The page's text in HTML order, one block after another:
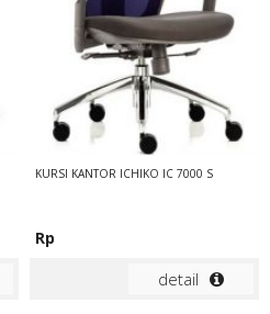
KURSI KANTOR ICHIKO IC 7000 S
Rp
detail